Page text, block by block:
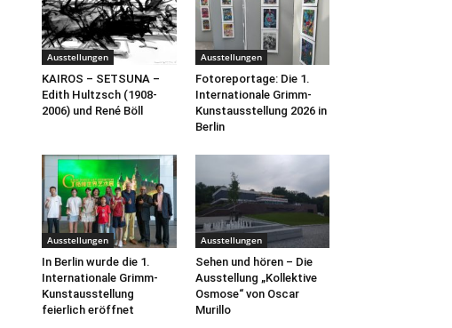
Ausstellungen
KAIROS – SETSUNA –
Edith Hultzsch (1908-
2006) und René Böll
Ausstellungen
Fotoreportage: Die 1.
Internationale Grimm-
Kunstausstellung 2026 in
Berlin
Ausstellungen
In Berlin wurde die 1.
Internationale Grimm-
Kunstausstellung
feierlich eröffnet
Ausstellungen
Sehen und hören – Die
Ausstellung „Kollektive
Osmose“ von Oscar
Murillo